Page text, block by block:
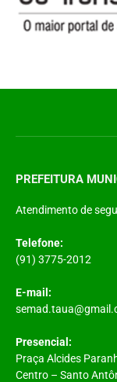
PREFEITURA
Atendimento de
Telefone:
(91) 3775-2012
E-mail:
Presencial:
Praça Alcides
Centro – Santo